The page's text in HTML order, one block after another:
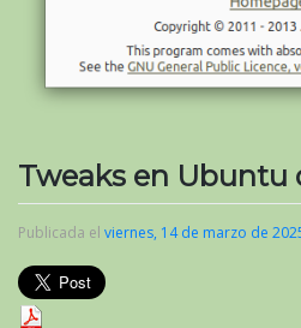
Tweaks en Ubuntu
Publicada el viernes, 14 de marzo de